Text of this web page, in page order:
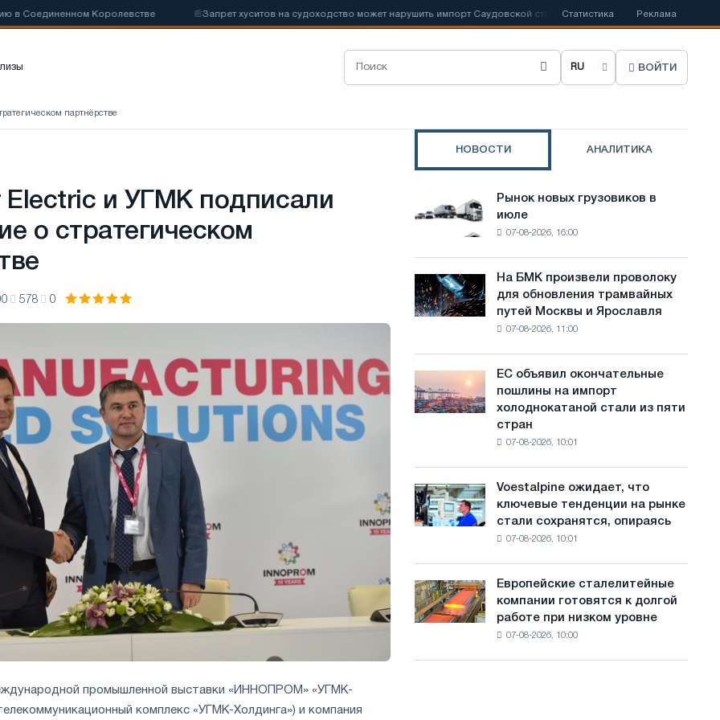
Королевстве Запрет хуситов на судоходство может нарушить импорт Саудовской стали 📰Испанский Acerinox
Статистика Реклама
В
б
ь
з
ы
с
а
ВОЙТИ
партнёрстве
Electric и УГМК подписали
о стратегическом
578 0
промышленной выставки «ИННОПРОМ» «УГМК-
комплекс «УГМК-Холдинга») и компания
НОВОСТИ АНАЛИТИКА
Рынок
новых
грузовиков
Рынок новых грузовиков в
июле
07-08-2026, 16:00
На
БМК
произвели
трамвайных
путей
На БМК произвели проволоку
для обновления трамвайных
путей Москвы и Ярославля
07-08-2026, 11:00
объявил
окончательные
холоднокатаной
стали
из
ЕС объявил окончательные
пошлины на импорт
холоднокатаной стали из пяти
стран
07-08-2026, 10:01
Voestalpine
ожидает,
что
рынке
стали
на
Voestalpine ожидает, что
ключевые тенденции на рынке
стали сохранятся, опираясь
07-08-2026, 10:01
Европейские
сталелитейные
компании
Европейские сталелитейные
компании готовятся к долгой
работе при низком уровне
07-08-2026, 10:00